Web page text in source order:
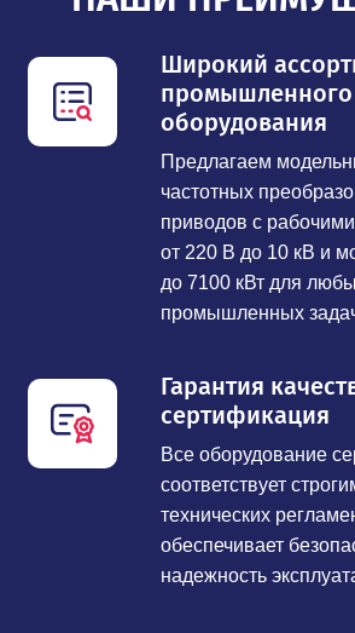
Широкий
промышленного
оборудования
Предлагаем
частотных
приводов с
от 220 В до 10 кВ и
до 7100 кВт для
промышленных
Гарантия
сертификация
Все оборудование
соответствует
технических
обеспечивает
надежность